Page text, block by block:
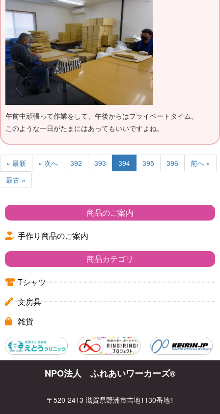
午前中頑張って作業をして、午後からはプライベートタイム。
このような一日がたまにはあってもいいですよね。
« 最新 « 次へ 392 393 394 395 396
前へ »
最古 »
商品のご案内
手作り商品のご案内
商品カテゴリ
Tシャツ
文房具
雑貨
NPO法人 ふれあいワーカーズ®
〒520-2413 滋賀県野洲市吉地1130番地1